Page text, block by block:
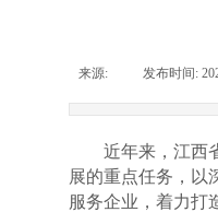
来源: 发布时间:
近年来，江西省
展的重点任务，以
服务企业，着力打